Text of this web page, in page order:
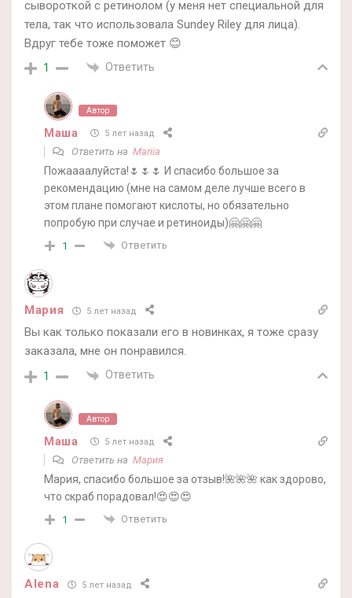
сывороткой с ретинолом (у меня нет специальной для
тела, так что использовала Sundey Riley для лица).
Вдруг тебе тоже поможет 😊
1 Ответить
Автор
Маша 5 лет назад
Ответить на Mariia
Пожаааалуйста!🌷🌷🌷 И спасибо большое за
рекомендацию (мне на самом деле лучше всего в
этом плане помогают кислоты, но обязательно
попробую при случае и ретиноиды)🤗🤗🤗
1 Ответить
Мария 5 лет назад
Вы как только показали его в новинках, я тоже сразу
заказала, мне он понравился.
1 Ответить
Автор
Маша 5 лет назад
Ответить на Мария
Мария, спасибо большое за отзыв!🌺🌺🌺 как здорово,
что скраб порадовал!😍😍😍
1 Ответить
Alena 5 лет назад